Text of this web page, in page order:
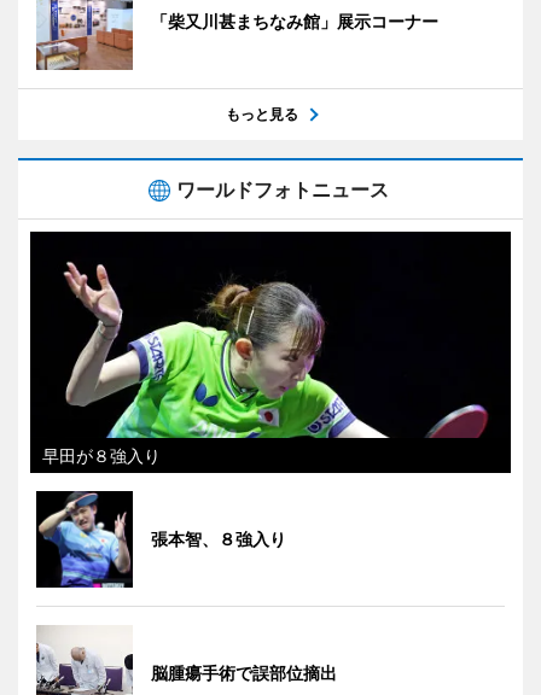
「柴又川甚まちなみ館」展示コーナー
もっと見る
ワールドフォトニュース
早田が８強入り
張本智、８強入り
脳腫瘍手術で誤部位摘出